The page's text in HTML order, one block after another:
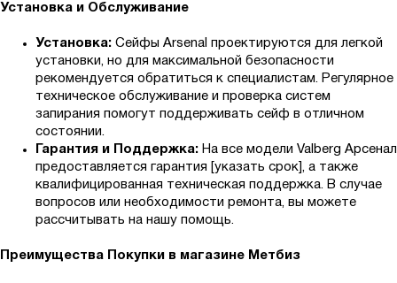
Установка и Обслуживание
Установка: Сейфы Arsenal проектируются для легкой
установки, но для максимальной безопасности
рекомендуется обратиться к специалистам. Регулярное
техническое обслуживание и проверка систем
запирания помогут поддерживать сейф в отличном
состоянии.
Гарантия и Поддержка: На все модели Valberg Арсенал
предоставляется гарантия [указать срок], а также
квалифицированная техническая поддержка. В случае
вопросов или необходимости ремонта, вы можете
рассчитывать на нашу помощь.
Преимущества Покупки в магазине Метбиз